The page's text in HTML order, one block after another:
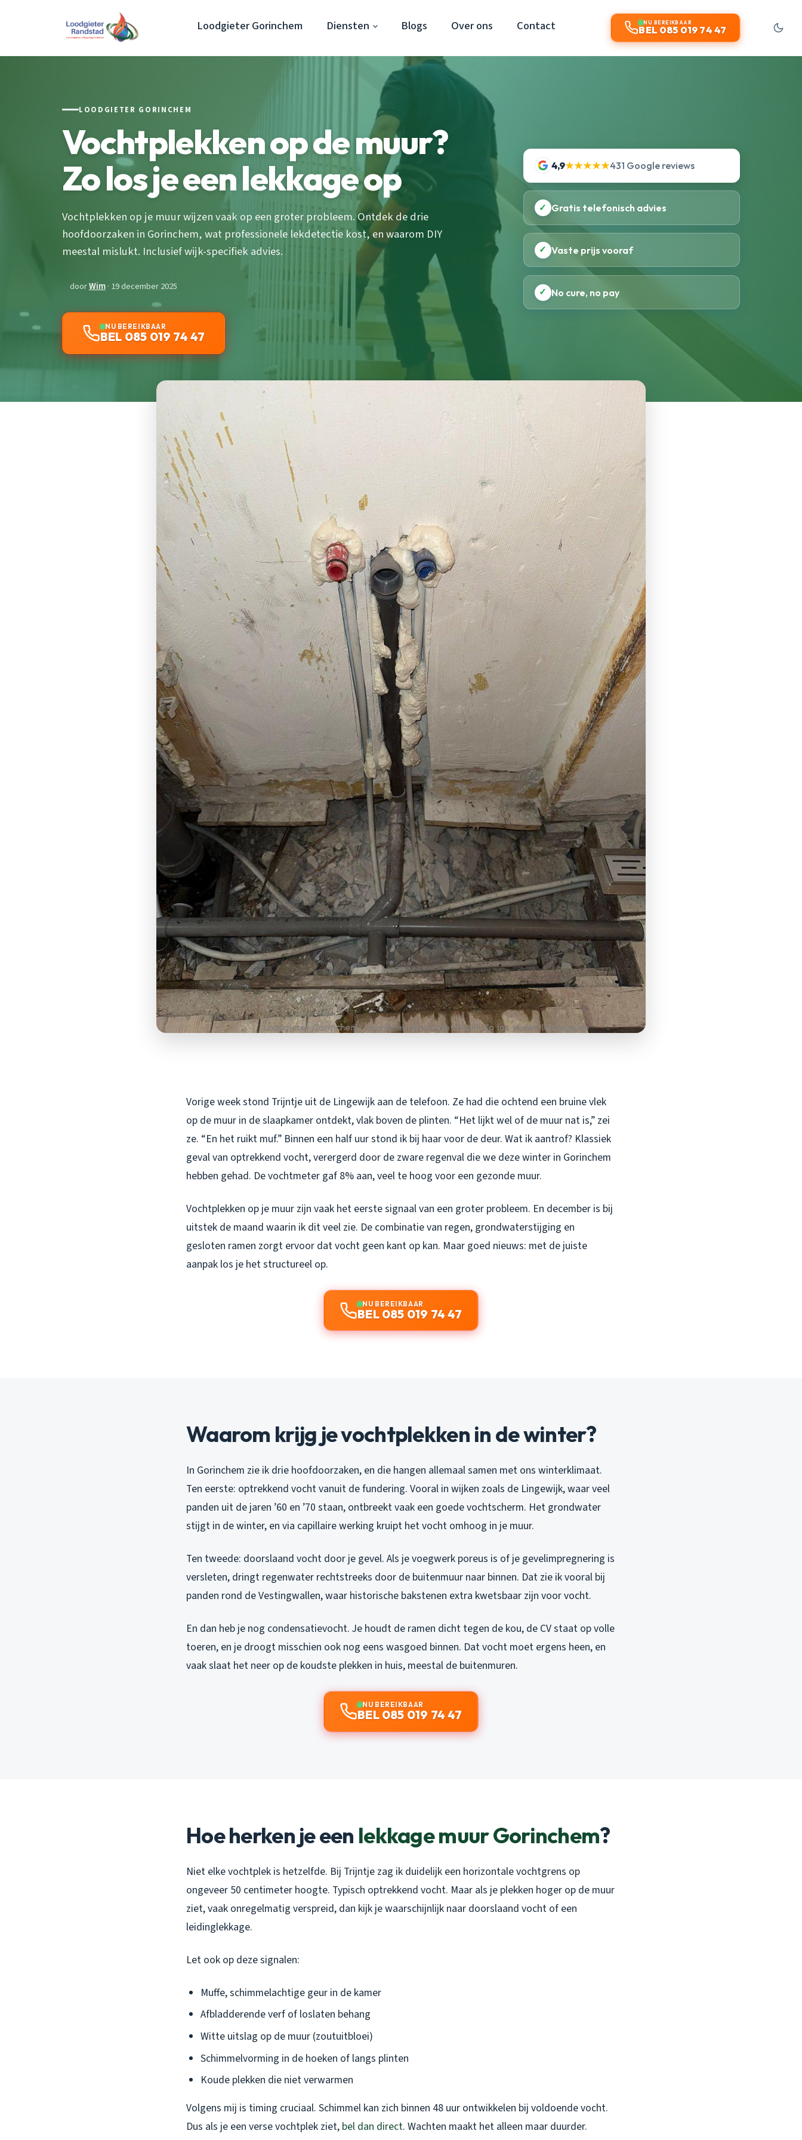
Loodgieter Gorinchem Diensten Blogs Over ons Contact NU BEREIKBAAR
BEL 085 019 74 47
LOODGIETER GORINCHEM
Vochtplekken op de muur?
Zo los je een lekkage op
Vochtplekken op je muur wijzen vaak op een groter probleem. Ontdek de drie
hoofdoorzaken in Gorinchem, wat professionele lekdetectie kost, en waarom DIY
meestal mislukt. Inclusief wijk-specifiek advies.
doorWim· 19 december 2025
NU BEREIKBAAR
BEL 085 019 74 47
4,9★★★★★431 Google reviews
✓ Gratis telefonisch advies
✓ Vaste prijs vooraf
✓ No cure, no pay
Vorige week stond Trijntje uit de Lingewijk aan de telefoon. Ze had die ochtend een bruine vlek
op de muur in de slaapkamer ontdekt, vlak boven de plinten. “Het lijkt wel of de muur nat is,” zei
ze. “En het ruikt muf.” Binnen een half uur stond ik bij haar voor de deur. Wat ik aantrof? Klassiek
geval van optrekkend vocht, verergerd door de zware regenval die we deze winter in Gorinchem
hebben gehad. De vochtmeter gaf 8% aan, veel te hoog voor een gezonde muur.
Vochtplekken op je muur zijn vaak het eerste signaal van een groter probleem. En december is bij
uitstek de maand waarin ik dit veel zie. De combinatie van regen, grondwaterstijging en
gesloten ramen zorgt ervoor dat vocht geen kant op kan. Maar goed nieuws: met de juiste
aanpak los je het structureel op.
NU BEREIKBAAR
BEL 085 019 74 47
Waarom krijg je vochtplekken in de winter?
In Gorinchem zie ik drie hoofdoorzaken, en die hangen allemaal samen met ons winterklimaat.
Ten eerste: optrekkend vocht vanuit de fundering. Vooral in wijken zoals de Lingewijk, waar veel
panden uit de jaren ’60 en ’70 staan, ontbreekt vaak een goede vochtscherm. Het grondwater
stijgt in de winter, en via capillaire werking kruipt het vocht omhoog in je muur.
Ten tweede: doorslaand vocht door je gevel. Als je voegwerk poreus is of je gevelimpregnering is
versleten, dringt regenwater rechtstreeks door de buitenmuur naar binnen. Dat zie ik vooral bij
panden rond de Vestingwallen, waar historische bakstenen extra kwetsbaar zijn voor vocht.
En dan heb je nog condensatievocht. Je houdt de ramen dicht tegen de kou, de CV staat op volle
toeren, en je droogt misschien ook nog eens wasgoed binnen. Dat vocht moet ergens heen, en
vaak slaat het neer op de koudste plekken in huis, meestal de buitenmuren.
NU BEREIKBAAR
BEL 085 019 74 47
Hoe herken je een lekkage muur Gorinchem?
Niet elke vochtplek is hetzelfde. Bij Trijntje zag ik duidelijk een horizontale vochtgrens op
ongeveer 50 centimeter hoogte. Typisch optrekkend vocht. Maar als je plekken hoger op de muur
ziet, vaak onregelmatig verspreid, dan kijk je waarschijnlijk naar doorslaand vocht of een
leidinglekkage.
Let ook op deze signalen:
Muffe, schimmelachtige geur in de kamer
Afbladderende verf of loslaten behang
Witte uitslag op de muur (zoutuitbloei)
Schimmelvorming in de hoeken of langs plinten
Koude plekken die niet verwarmen
Volgens mij is timing cruciaal. Schimmel kan zich binnen 48 uur ontwikkelen bij voldoende vocht.
Dus als je een verse vochtplek ziet, bel dan direct. Wachten maakt het alleen maar duurder.